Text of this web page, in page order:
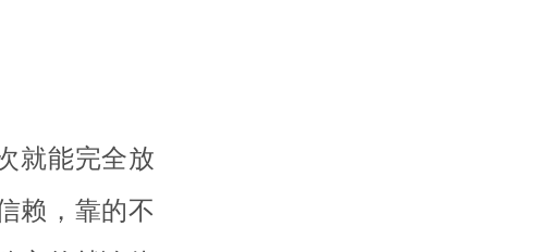
就能完全放
赖，靠的不